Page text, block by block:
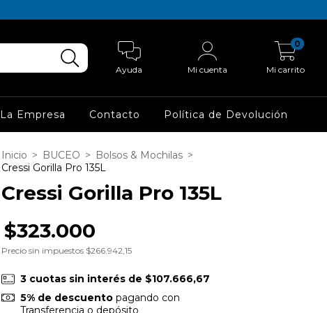
Ayuda Mi cuenta Mi carrito
0
La Empresa Contacto Política de Devolución
Inicio > BUCEO > Bolsos & Mochilas >
Cressi Gorilla Pro 135L
Cressi Gorilla Pro 135L
$323.000
Precio sin impuestos $266.942,15
3 cuotas sin interés de $107.666,67
5% de descuentopagando con
Transferencia o depósito